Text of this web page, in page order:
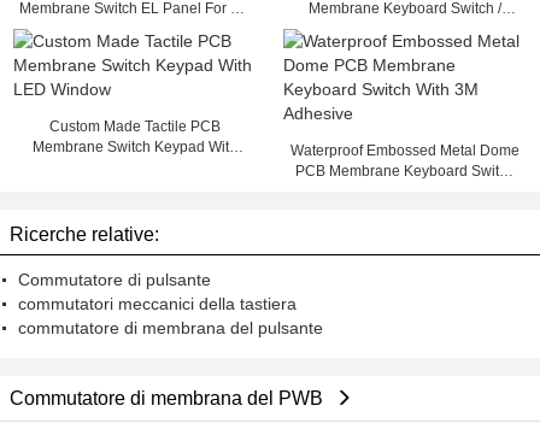
Membrane Switch EL Panel For 3C
Membrane Keyboard Switch /
Custom Made Tactile PCB
Membrane Switch Keypad With
Waterproof Embossed Metal Dome
PCB Membrane Keyboard Switch
Ricerche relative:
Commutatore di pulsante
commutatori meccanici della tastiera
commutatore di membrana del pulsante
Commutatore di membrana del PWB